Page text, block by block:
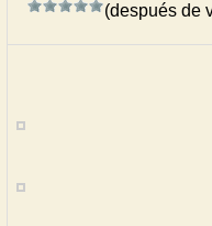
(después de